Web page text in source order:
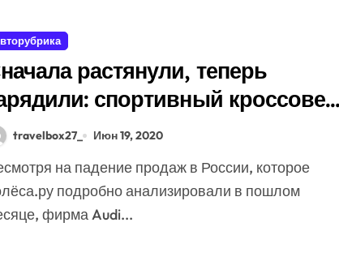
растянули, теперь
спортивный кроссовер
SQ2 дебютирует в Париже
travelbox27_ Июн 19, 2020
подробно анализировали в пошлом
фирма Audi...